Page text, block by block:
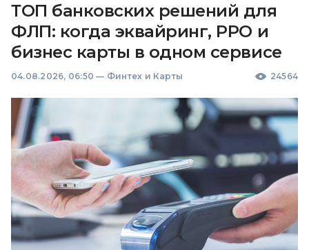
ТОП банковских решений для
ФЛП: когда эквайринг, РРО и
бизнес карты в одном сервисе
04.08.2026, 06:50 — Финтех и Карты 24564